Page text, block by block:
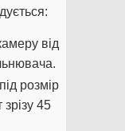
від
розмір
45